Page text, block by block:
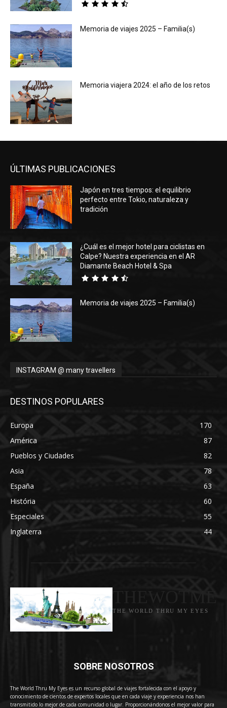
Memoria de viajes 2025 – Familia(s)
Memoria viajera 2024: el año de los retos
ÚLTIMAS PUBLICACIONES
Japón en tres tiempos: el equilibrio
perfecto entre Tokio, naturaleza y
tradición
¿Cuál es el mejor hotel para ciclistas en
Calpe? Nuestra experiencia en el AR
Diamante Beach Hotel & Spa
Memoria de viajes 2025 – Familia(s)
INSTAGRAM @ many travellers
DESTINOS POPULARES
Europa
170
América
87
Pueblos y Ciudades
82
Asia
78
España
63
História
60
Especiales
55
Inglaterra
44
THE WORLD THRU MY EYES
SOBRE NOSOTROS
The World Thru My Eyes es un recurso global de viajes fortalecida con el apoyo y
conocimiento de cientos de expertos locales que en cada viaje y experiencia nos han
transmitido lo mejor de cada comunidad o lugar. Proporcionándonos el mejor valor para